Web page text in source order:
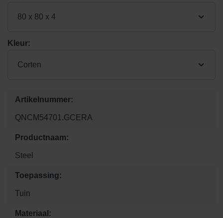
80 x 80 x 4
Kleur:
Corten
Artikelnummer:
QNCM54701.GCERA
Productnaam:
Steel
Toepassing:
Tuin
Materiaal: